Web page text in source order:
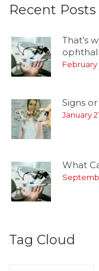
Recent Posts
That’s
February
Signs
January
What
Tag Cloud